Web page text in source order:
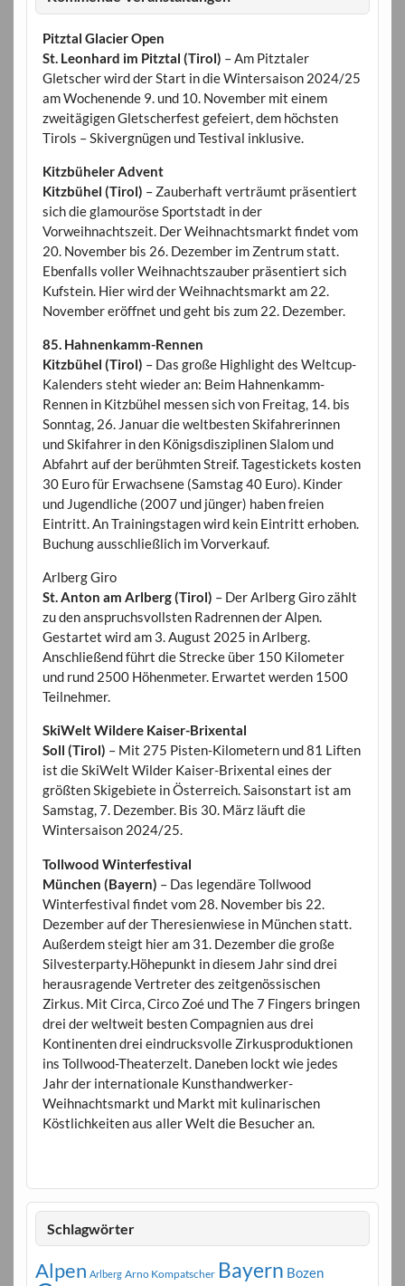
Pitztal Glacier Open
St. Leonhard im Pitztal (Tirol) – Am Pitztaler
Gletscher wird der Start in die Wintersaison 2024/25
am Wochenende 9. und 10. November mit einem
zweitägigen Gletscherfest gefeiert, dem höchsten
Tirols – Skivergnügen und Testival inklusive.
Kitzbüheler Advent
Kitzbühel (Tirol) – Zauberhaft verträumt präsentiert
sich die glamouröse Sportstadt in der
Vorweihnachtszeit. Der Weihnachtsmarkt findet vom
20. November bis 26. Dezember im Zentrum statt.
Ebenfalls voller Weihnachtszauber präsentiert sich
Kufstein. Hier wird der Weihnachtsmarkt am 22.
November eröffnet und geht bis zum 22. Dezember.
85. Hahnenkamm-Rennen
Kitzbühel (Tirol) – Das große Highlight des Weltcup-
Kalenders steht wieder an: Beim Hahnenkamm-
Rennen in Kitzbühel messen sich von Freitag, 14. bis
Sonntag, 26. Januar die weltbesten Skifahrerinnen
und Skifahrer in den Königsdisziplinen Slalom und
Abfahrt auf der berühmten Streif. Tagestickets kosten
30 Euro für Erwachsene (Samstag 40 Euro). Kinder
und Jugendliche (2007 und jünger) haben freien
Eintritt. An Trainingstagen wird kein Eintritt erhoben.
Buchung ausschließlich im Vorverkauf.
Arlberg Giro
St. Anton am Arlberg (Tirol) – Der Arlberg Giro zählt
zu den anspruchsvollsten Radrennen der Alpen.
Gestartet wird am 3. August 2025 in Arlberg.
Anschließend führt die Strecke über 150 Kilometer
und rund 2500 Höhenmeter. Erwartet werden 1500
Teilnehmer.
SkiWelt Wildere Kaiser-Brixental
Soll (Tirol) – Mit 275 Pisten-Kilometern und 81 Liften
ist die SkiWelt Wilder Kaiser-Brixental eines der
größten Skigebiete in Österreich. Saisonstart ist am
Samstag, 7. Dezember. Bis 30. März läuft die
Wintersaison 2024/25.
Tollwood Winterfestival
München (Bayern) – Das legendäre Tollwood
Winterfestival findet vom 28. November bis 22.
Dezember auf der Theresienwiese in München statt.
Außerdem steigt hier am 31. Dezember die große
Silvesterparty.Höhepunkt in diesem Jahr sind drei
herausragende Vertreter des zeitgenössischen
Zirkus. Mit Circa, Circo Zoé und The 7 Fingers bringen
drei der weltweit besten Compagnien aus drei
Kontinenten drei eindrucksvolle Zirkusproduktionen
ins Tollwood-Theaterzelt. Daneben lockt wie jedes
Jahr der internationale Kunsthandwerker-
Weihnachtsmarkt und Markt mit kulinarischen
Köstlichkeiten aus aller Welt die Besucher an.
Schlagwörter
Alpen Arlberg Arno Kompatscher Bayern Bozen